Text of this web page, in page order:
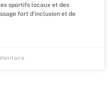
sportifs locaux et des
fort d’inclusion et de